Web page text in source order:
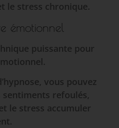
le stress chronique.
émotionnel
puissante pour
vous pouvez
refoulés,
le stress accumuler